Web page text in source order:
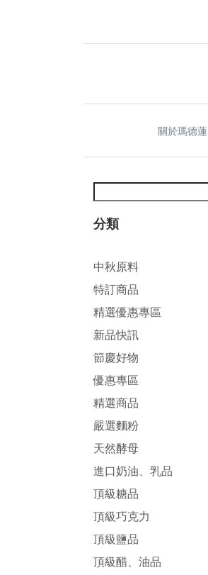
關於瑪德蓮
分類
中秋原料
特訂商品
精選優惠專區
新品快訊
節慶好物
優惠專區
精選商品
嚴選麵粉
天然酵母
進口奶油、乳品
頂級糖品
頂級巧克力
頂級鹽品
頂級醋、油品